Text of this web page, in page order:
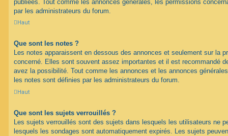
publiées. Tout comme les annonces générales, les permissions
par les administrateurs du forum.
Haut
Que sont les notes ?
Les notes apparaissent en dessous des annonces et seulement sur la
concerné. Elles sont souvent assez importantes et il est recommandé
avez la possibilité. Tout comme les annonces et les annonces
les notes sont définies par les administrateurs du forum.
Haut
Que sont les sujets verrouillés ?
Les sujets verrouillés sont des sujets dans lesquels les utilisateurs ne
lesquels les sondages sont automatiquement expirés. Les sujets